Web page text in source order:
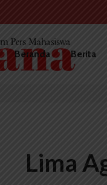
Beranda Berita
Lima